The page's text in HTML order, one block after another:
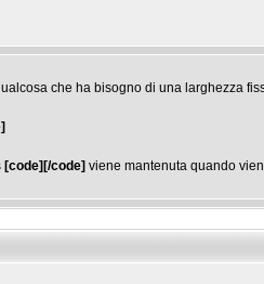
che ha bisogno di una larghezza
[code][/code] viene mantenuta quando